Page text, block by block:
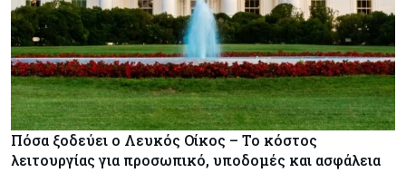
Πόσα ξοδεύει ο Λευκός Οίκος – Το κόστος
λειτουργίας για προσωπικό, υποδομές και ασφάλεια